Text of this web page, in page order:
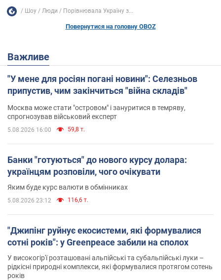
Шоу Люди Порівнювала Україну з...
Повернутися на головну OBOZ
Важливе
"У мене для росіян погані новини": Селезньов
припустив, чим закінчиться "війна складів"
Москва може стати "островом" і зануритися в темряву,
спрогнозував військовий експерт
5.08.2026 16:00 59,8 т.
Банки "готуються" до нового курсу долара:
українцям розповіли, чого очікувати
Яким буде курс валюти в обмінниках
5.08.2026 23:12 116,6 т.
"Джипінг руйнує екосистеми, які формувалися
сотні років": у Greenpeace забили на сполох
У високогір'ї розташовані альпійські та субальпійські луки –
рідкісні природні комплекси, які формувалися протягом сотень
років